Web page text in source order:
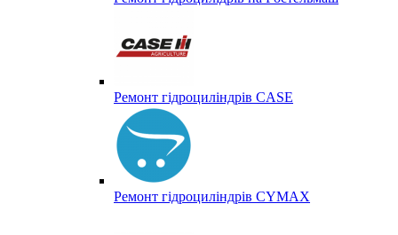
Ремонт гідроциліндрів CASE
Ремонт гідроциліндрів CYMAX